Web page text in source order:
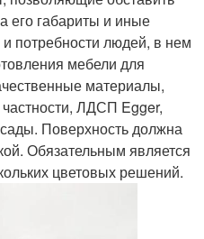
его габариты и иные
потребности людей, в нем
мебели для
материалы,
ЛДСП Egger,
Поверхность должна
Обязательным является
цветовых решений.